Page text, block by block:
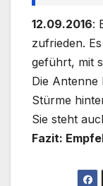
12.09.2016:
zufrieden.
geführt, mit
Die Antenne
Stürme
Sie steht
Fazit: